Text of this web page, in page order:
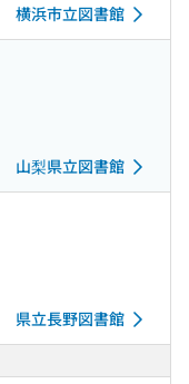
横浜市立図書館
山梨県立図書館
県立長野図書館